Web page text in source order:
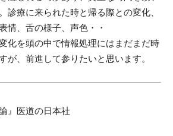
診療に来られた時と帰る際との変化、
情、舌の様子、声色・・
化を頭の中で情報処理にはまだまだ時
が、前進して参りたいと思います。
』医道の日本社